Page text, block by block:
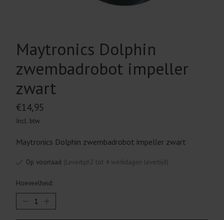
Maytronics Dolphin
zwembadrobot impeller
zwart
€14,95
Incl. btw
Maytronics Dolphin zwembadrobot impeller zwart
Op voorraad (Levertijd:2 tot 4 werkdagen levertijd)
Hoeveelheid: